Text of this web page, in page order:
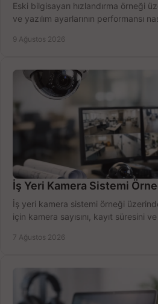
Eski bilgisayarı hızlandırma örneği
ve yazılım ayarlarının performansı
9 Ağustos 2026
İş Yeri Kamera Sistemi
İş yeri kamera sistemi örneği
için kamera sayısını, kayıt süresini
7 Ağustos 2026